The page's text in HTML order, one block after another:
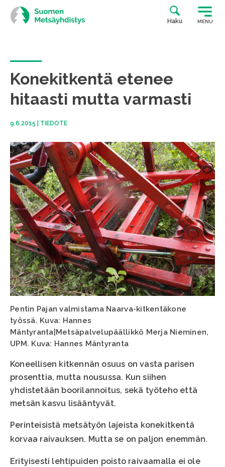
Siirry
suoraan
sisältöön
Haku MENU
Konekitkentä etenee
hitaasti mutta varmasti
9.6.2015 TIEDOTE
Pentin Pajan valmistama Naarva-kitkentäkone
työssä. Kuva: Hannes
Mäntyranta|Metsäpalvelupäällikkö Merja Nieminen,
UPM. Kuva: Hannes Mäntyranta
Koneellisen kitkennän osuus on vasta parisen
prosenttia, mutta nousussa. Kun siihen
yhdistetään boorilannoitus, sekä työteho että
metsän kasvu lisääntyvät.
Perinteisistä metsätyön lajeista konekitkentä
korvaa raivauksen. Mutta se on paljon enemmän.
Erityisesti lehtipuiden poisto raivaamalla ei ole